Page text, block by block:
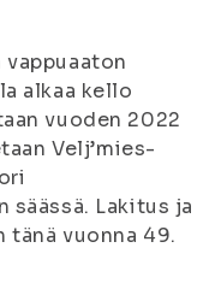
alkaa kello
vuoden 2022
Velj’mies-
säässä. Lakitus ja
vuonna 49.